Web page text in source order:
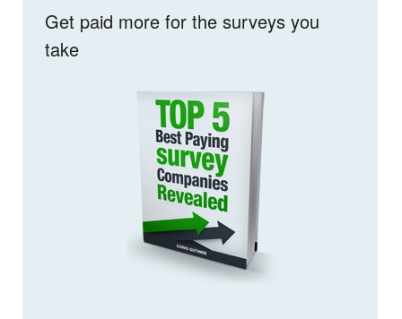
Get paid more for the surveys you
take